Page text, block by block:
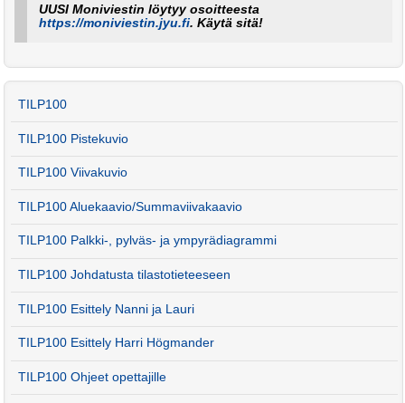
UUSI Moniviestin löytyy osoitteesta
https://moniviestin.jyu.fi. Käytä sitä!
TILP100
TILP100 Pistekuvio
TILP100 Viivakuvio
TILP100 Aluekaavio/Summaviivakaavio
TILP100 Palkki-, pylväs- ja ympyrädiagrammi
TILP100 Johdatusta tilastotieteeseen
TILP100 Esittely Nanni ja Lauri
TILP100 Esittely Harri Högmander
TILP100 Ohjeet opettajille